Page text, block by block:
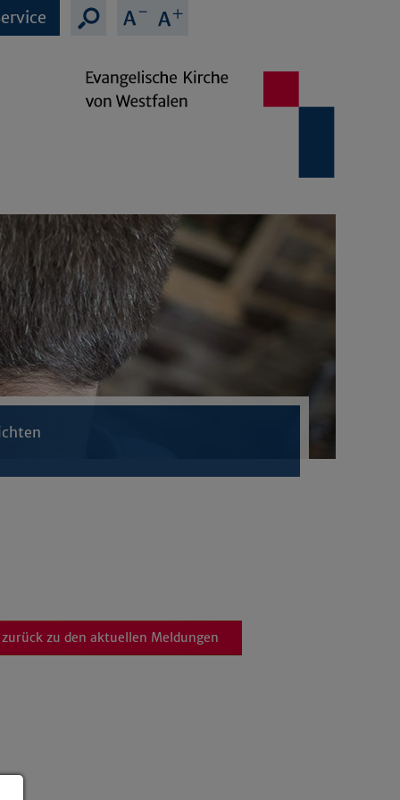
zurück zu den aktuellen Meldungen